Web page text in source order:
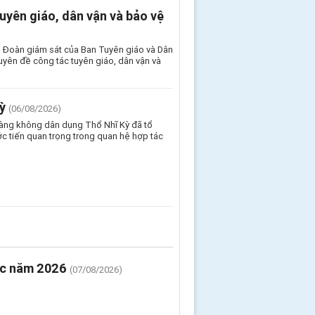
giáo, dân vận và bảo vệ
giám sát của Ban Tuyên giáo và Dân
đề công tác tuyên giáo, dân vận và
(06/08/2026)
không dân dụng Thổ Nhĩ Kỳ đã tổ
tiến quan trọng trong quan hệ hợp tác
năm 2026 (07/08/2026)